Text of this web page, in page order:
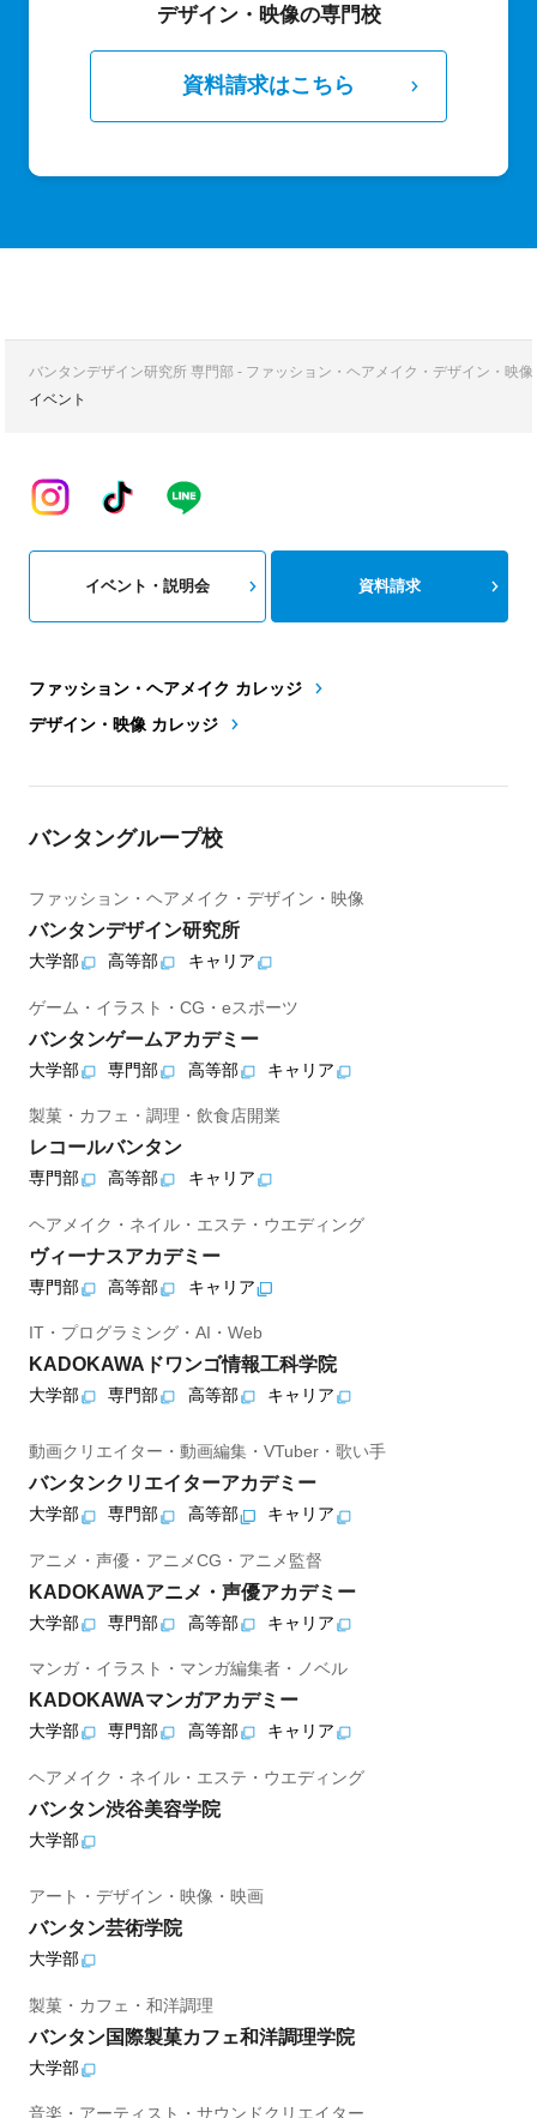
デザイン・映像の専門校
資料請求はこちら
バンタンデザイン研究所 専門部 - ファッション・ヘアメイク・デザイン・映
イベント
ファッション・ヘアメイク カレッジ
デザイン・映像 カレッジ
イベント・説明会 資料請求
バンタングループ校
ファッション・ヘアメイク・デザイン・映像
バンタンデザイン研究所
大学部 高等部 キャリア
ゲーム・イラスト・CG・eスポーツ
バンタンゲームアカデミー
大学部 専門部 高等部 キャリア
製菓・カフェ・調理・飲食店開業
レコールバンタン
専門部 高等部 キャリア
ヘアメイク・ネイル・エステ・ウエディング
ヴィーナスアカデミー
専門部 高等部 キャリア
IT・プログラミング・AI・Web
KADOKAWAドワンゴ情報工科学院
大学部 専門部 高等部 キャリア
動画クリエイター・動画編集・VTuber・歌い手
バンタンクリエイターアカデミー
大学部 専門部 高等部 キャリア
アニメ・声優・アニメCG・アニメ監督
KADOKAWAアニメ・声優アカデミー
大学部 専門部 高等部 キャリア
マンガ・イラスト・マンガ編集者・ノベル
KADOKAWAマンガアカデミー
大学部 専門部 高等部 キャリア
ヘアメイク・ネイル・エステ・ウエディング
バンタン渋谷美容学院
大学部
アート・デザイン・映像・映画
バンタン芸術学院
大学部
製菓・カフェ・和洋調理
バンタン国際製菓カフェ和洋調理学院
大学部
音楽・アーティスト・サウンドクリエイター